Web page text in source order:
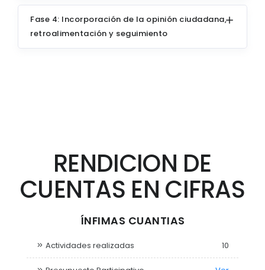
Fase 4: Incorporación de la opinión ciudadana,
retroalimentación y seguimiento
RENDICION DE
CUENTAS EN CIFRAS
ÍNFIMAS CUANTIAS
Actividades realizadas 10